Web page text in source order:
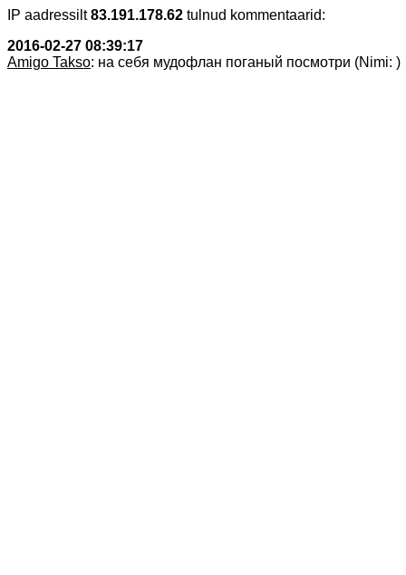
IP aadressilt83.191.178.62 tulnud kommentaarid:
2016-02-27 08:39:17
Amigo Takso: на себя мудофлан поганый посмотри (Nimi: )